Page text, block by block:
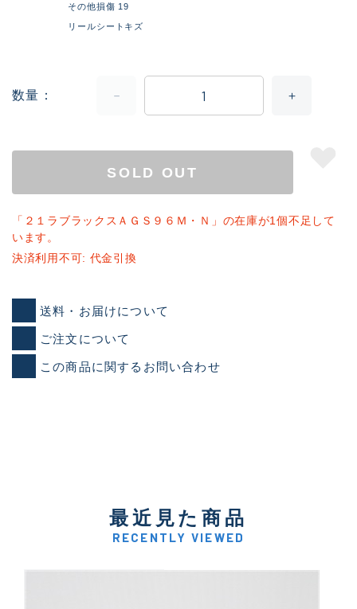
その他損傷 19
リールシートキズ
数量
SOLD OUT
「２１ラブラックスＡＧＳ９６Ｍ・Ｎ」の在庫が1個不足して
います。
決済利用不可: 代金引換
送料・お届けについて
ご注文について
この商品に関するお問い合わせ
最近見た商品
RECENTLY VIEWED